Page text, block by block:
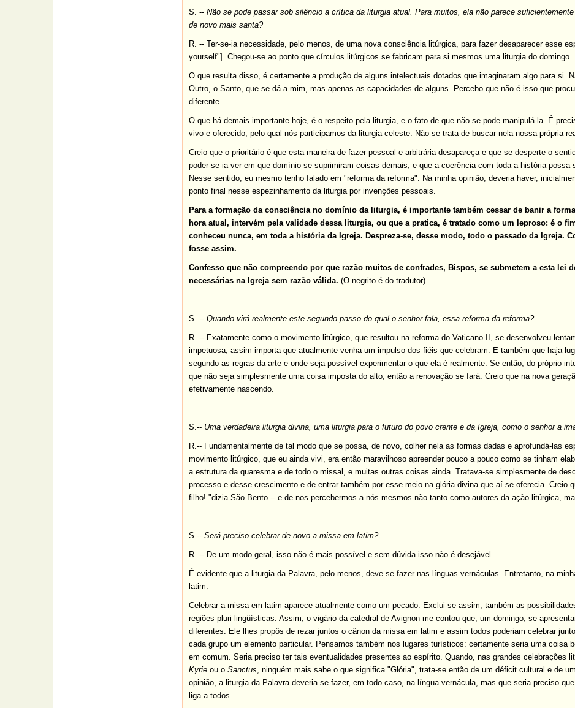
S. -- Não se pode passar sob silêncio a crítica da liturgia atual. Para muitos, ela não parece
de novo mais santa?
R. -- Ter-se-ia necessidade, pelo menos, de uma nova consciência litúrgica, para fazer desaparecer esse
yourself"]. Chegou-se ao ponto que círculos litúrgicos se fabricam para si mesmos uma liturgia do domingo.
O que resulta disso, é certamente a produção de alguns intelectuais dotados que imaginaram algo para si.
Outro, o Santo, que se dá a mim, mas apenas as capacidades de alguns. Percebo que não é isso que
diferente.
O que há demais importante hoje, é o respeito pela liturgia, e o fato de que não se pode manipulá-la. É
vivo e oferecido, pelo qual nós participamos da liturgia celeste. Não se trata de buscar nela nossa própria
Creio que o prioritário é que esta maneira de fazer pessoal e arbitrária desapareça e que se desperte o
poder-se-ia ver em que domínio se suprimiram coisas demais, e que a coerência com toda a história
Nesse sentido, eu mesmo tenho falado em "reforma da reforma". Na minha opinião, deveria haver,
ponto final nesse espezinhamento da liturgia por invenções pessoais.
Para a formação da consciência no domínio da liturgia, é importante também cessar de banir a
hora atual, intervém pela validade dessa liturgia, ou que a pratica, é tratado como um leproso: é o
conheceu nunca, em toda a história da Igreja. Despreza-se, desse modo, todo o passado da Igreja.
fosse assim.
Confesso que não compreendo por que razão muitos de confrades, Bispos, se submetem a esta lei
necessárias na Igreja sem razão válida. (O negrito é do tradutor).
S. -- Quando virá realmente este segundo passo do qual o senhor fala, essa reforma da reforma?
R. -- Exatamente como o movimento litúrgico, que resultou na reforma do Vaticano II, se desenvolveu
impetuosa, assim importa que atualmente venha um impulso dos fiéis que celebram. E também que haja
segundo as regras da arte e onde seja possível experimentar o que ela é realmente. Se então, do próprio
que não seja simplesmente uma coisa imposta do alto, então a renovação se fará. Creio que na nova
efetivamente nascendo.
S.-- Uma verdadeira liturgia divina, uma liturgia para o futuro do povo crente e da Igreja, como o senhor a
R.-- Fundamentalmente de tal modo que se possa, de novo, colher nela as formas dadas e aprofundá-las
movimento litúrgico, que eu ainda vivi, era então maravilhoso apreender pouco a pouco como se tinham
a estrutura da quaresma e de todo o missal, e muitas outras coisas ainda. Tratava-se simplesmente de
processo e desse crescimento e de entrar também por esse meio na glória divina que aí se oferecia. Creio
filho! "dizia São Bento -- e de nos percebermos a nós mesmos não tanto como autores da ação litúrgica,
S.-- Será preciso celebrar de novo a missa em latim?
R. -- De um modo geral, isso não é mais possível e sem dúvida isso não é desejável.
É evidente que a liturgia da Palavra, pelo menos, deve se fazer nas línguas vernáculas. Entretanto, na
latim.
Celebrar a missa em latim aparece atualmente como um pecado. Exclui-se assim, também as
regiões pluri lingüísticas. Assim, o vigário da catedral de Avignon me contou que, um domingo, se
diferentes. Ele lhes propôs de rezar juntos o cânon da missa em latim e assim todos poderiam celebrar
cada grupo um elemento particular. Pensamos também nos lugares turísticos: certamente seria uma coisa
em comum. Seria preciso ter tais eventualidades presentes ao espírito. Quando, nas grandes celebrações
Kyrie ou o Sanctus, ninguém mais sabe o que significa "Glória", trata-se então de um déficit cultural e de
opinião, a liturgia da Palavra deveria se fazer, em todo caso, na língua vernácula, mas que seria preciso
liga a todos.